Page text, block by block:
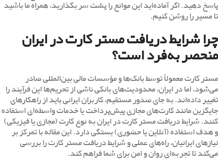
پاسخ دهید. اگر آماده‌اید این موانع را پشت سر بگذارید، همراه ما باشید
تا مسیر را روشن کنیم.
چرا شرایط دریافت مستر کارت در ایران
منحصربه‌فرد است؟
مستر کارت معمولاً توسط بانک‌ها و مؤسسات مالی بین‌المللی صادر
می‌شود، اما در ایران، محدودیت‌های بانکی ناشی از تحریم‌ها این فرآیند را
تغییر داده‌اند. به جای صدور مستقیم، کاربران ایرانی باید از راهکارهای
جایگزین مانند کارت‌های مجازی پیش‌پرداخت یا خدمات واسطه‌ای استفاده
کنند. شرایط دریافت مستر کارت در ایران به نوع کارت (مجازی یا فیزیکی)
و هدف استفاده (آنلاین یا حضوری) بستگی دارد. این مقاله با تمرکز بر
نیازهای ایرانیان، راه‌های عملی و شرایط دریافت مستر کارت را بررسی
می‌کند تا تجربه‌ای روان و امن برای شما فراهم کند.